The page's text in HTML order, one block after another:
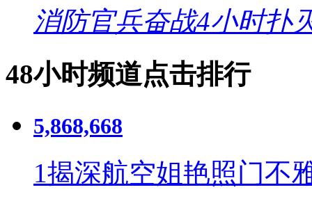
消防官兵奋战4小时扑
48小时频道点击排行
5,868,668
1揭深航空姐艳照门不